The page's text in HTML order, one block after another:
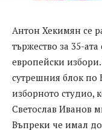
Антон Хекимян се
тържество за 35-
европейски
сутрешния блок по
изборното студио,
Светослав Иванов
Въпреки че имал